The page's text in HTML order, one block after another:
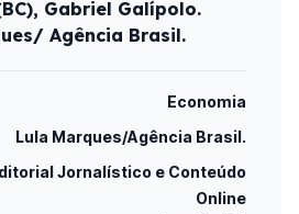
Gabriel Galípolo.
Agência Brasil.
Economia
Lula Marques/Agência Brasil.
Jornalístico e Conteúdo
Online